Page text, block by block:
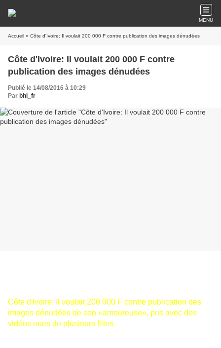
MENU
Accueil » Côte d'Ivoire: Il voulait 200 000 F contre publication des images dénudées
Côte d'Ivoire: Il voulait 200 000 F contre
publication des images dénudées
Publié le 14/08/2016 à 10:29
Par bhl_fr
Côte d'Ivoire: Il voulait 200 000 F contre publication des
images dénudées de son «amoureuse», pris avec des
vidéos nues de plusieurs filles